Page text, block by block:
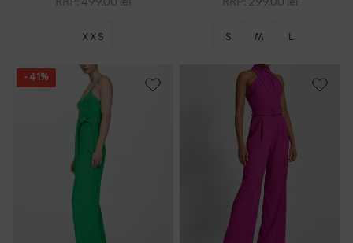
XXS S M L
- 41%